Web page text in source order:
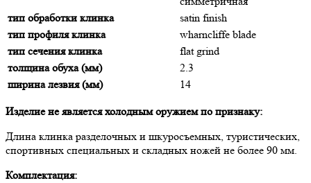
тип обработки клинка
satin finish
тип профиля клинка
wharncliffe blade
тип сечения клинка
flat grind
толщина обуха (мм)
2.3
ширина лезвия (мм)
14
Изделие не является холодным оружием по признаку:
Длина клинка разделочных и шкуросъемных, туристических,
спортивных специальных и складных ножей не более 90 мм.
Комплектация: